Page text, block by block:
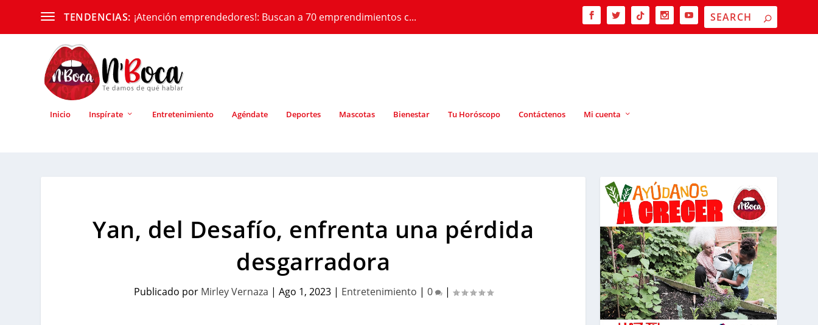
TENDENCIAS: ¡Atención emprendedores!: Buscan a 70 emprendimientos c...
Inicio Inspírate Entretenimiento Agéndate Deportes Mascotas Bienestar Tu Horóscopo Contáctenos Mi cuenta
Yan, del Desafío, enfrenta una pérdida
desgarradora
Publicado por Mirley Vernaza | Ago 1, 2023| Entretenimiento | 0 |